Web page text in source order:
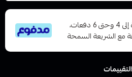
قسم دفعاتك بطريقة ميسرة إلى 4 وحتى 6 دفعات،
مع الشريعة السمحة
التقييمات